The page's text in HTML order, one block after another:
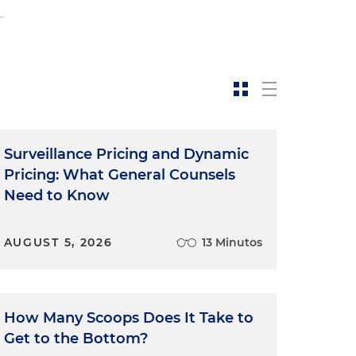
Surveillance Pricing and Dynamic
Pricing: What General Counsels
Need to Know
AUGUST 5, 2026 13 Minutos
How Many Scoops Does It Take to
Get to the Bottom?